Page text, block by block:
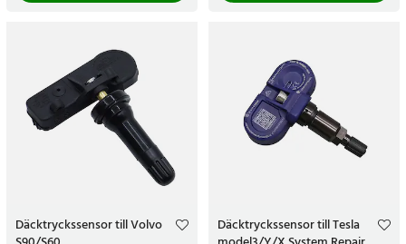
Däcktryckssensor till Volvo
Däcktryckssensor till Tesla